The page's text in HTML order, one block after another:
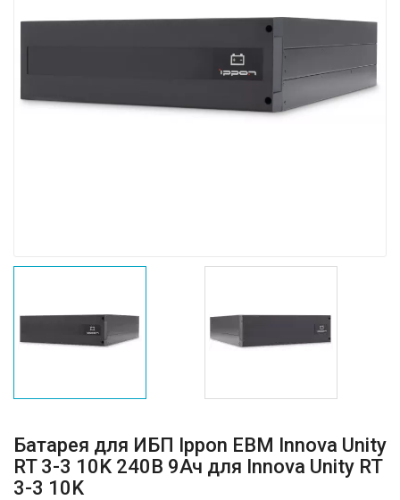
Батарея для ИБП Ippon EBM Innova Unity
RT 3-3 10K 240В 9Ач для Innova Unity RT
3-3 10K